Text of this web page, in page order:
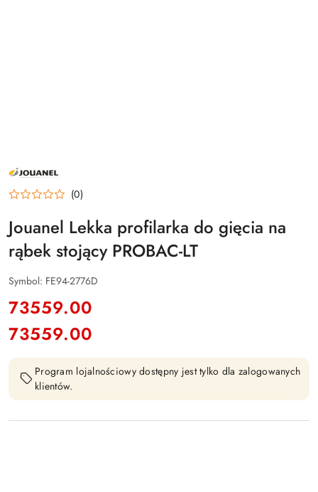
JOUANEL
MASZYNY
MACHINES (0)
Jouanel Lekka profilarka do gięcia na
rąbek stojący PROBAC-LT
Symbol: FE94-2776D
cena:
73559.00
Cena:
73559.00
Program lojalnościowy dostępny jest tylko dla zalogowanych
klientów.